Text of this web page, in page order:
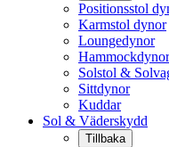
Positionsstol
Karmstol dynor
Loungedynor
Hammockdynor
Solstol &
Sittdynor
Kuddar
Sol & Väderskydd
Tillbaka